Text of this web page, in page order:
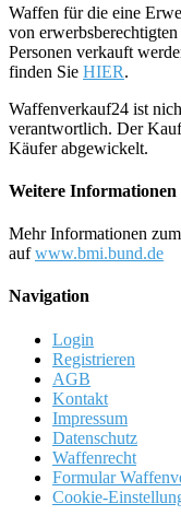
Waffen für die eine
von
Personen verkauft
finden Sie HIER.
Waffenverkauf24 ist
verantwortlich. Der
Käufer abgewickelt.
Weitere Informationen
Mehr Informationen
aufwww.bmi.bund.de
Navigation
Login
Registrieren
AGB
Kontakt
Impressum
Datenschutz
Waffenrecht
Formular
Cookie-